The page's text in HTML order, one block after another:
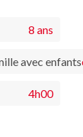
8 ans
avec enfants
4h00